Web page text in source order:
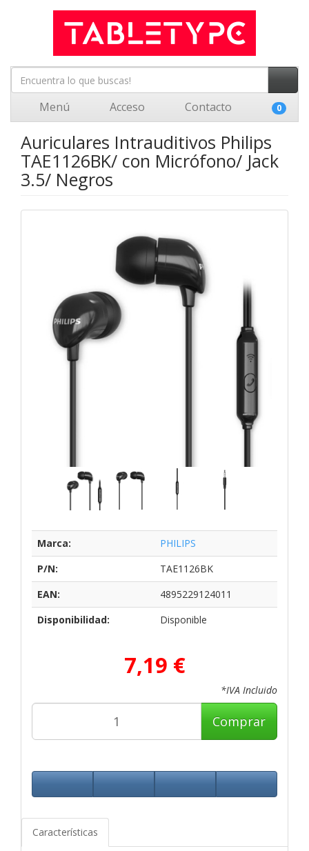
Menú Acceso Contacto 0
Auriculares Intrauditivos Philips
TAE1126BK/ con Micrófono/ Jack
3.5/ Negros
Marca:
PHILIPS
P/N:
TAE1126BK
EAN:
4895229124011
Disponibilidad:
Disponible
7,19 €
*IVA Incluido
Comprar
Características